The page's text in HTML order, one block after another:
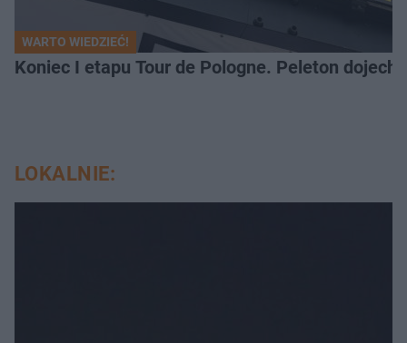
WARTO WIEDZIEĆ!
Koniec I etapu Tour de Pologne. Peleton
LOKALNIE: